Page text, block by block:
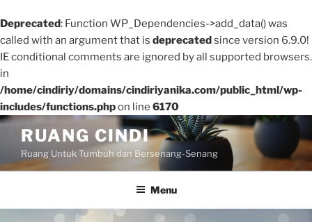
Deprecated: Function WP_Dependencies->add_data() was
called with an argument that is deprecatedsince version 6.9.0!
IE conditional comments are ignored by all supported browsers.
in
/home/cindiriy/domains/cindiriyanika.com/public_html/wp-
includes/functions.phpon line 6170
Skip
content
RUANG CINDI
Ruang Untuk Tumbuh dan Bersenang-Senang
Menu